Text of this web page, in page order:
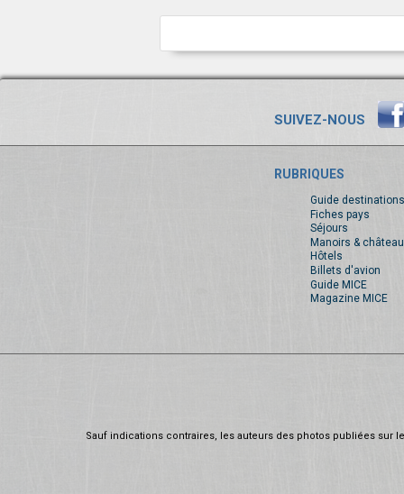
SUIVEZ-NOUS
RUBRIQUES
Guide destinations
Fiches pays
Séjours
Manoirs &
Hôtels
Billets d'avion
Guide MICE
Magazine MICE
Sauf indications contraires, les auteurs des photos publiées